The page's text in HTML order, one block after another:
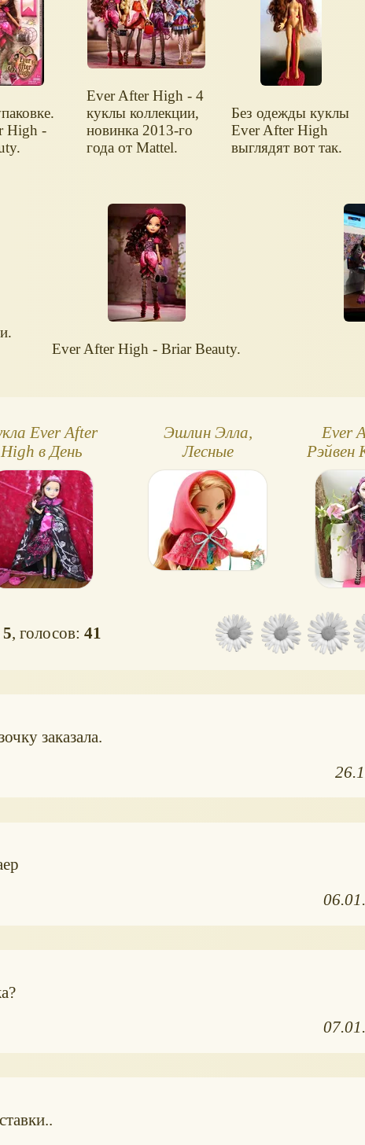
High -
Ever After High - 4
куклы коллекции,
новинка 2013-го
года от Mattel.
Без одежды куклы
Ever After High
выглядят вот так.
Ever After High - Briar Beauty.
Ever After
High в День
- Брайер
Бьюти
Эшлин Элла,
Лесные
приключения, Ever
After High
Ever
Рэйвен
5, голосов:41
заказала.